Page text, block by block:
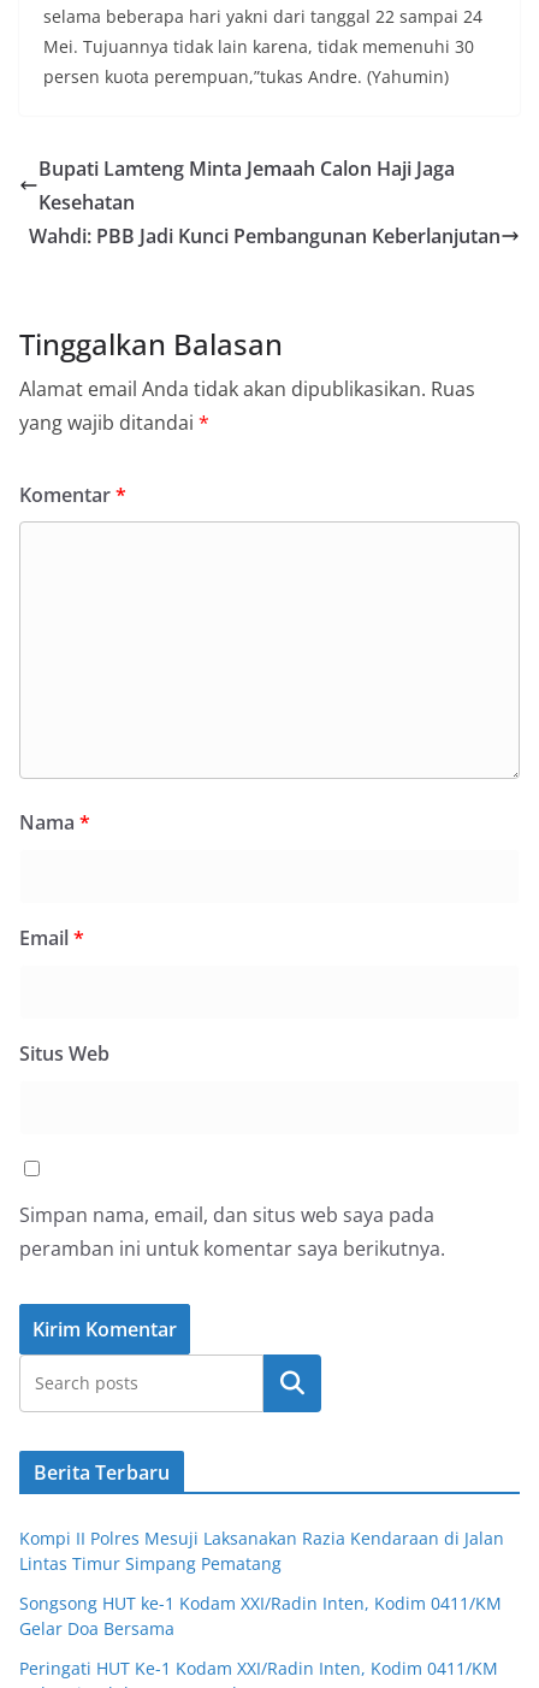
selama beberapa hari yakni dari tanggal 22 sampai 24
Mei. Tujuannya tidak lain karena, tidak memenuhi 30
persen kuota perempuan,”tukas Andre. (Yahumin)
Bupati Lamteng Minta Jemaah Calon Haji Jaga
Kesehatan
Wahdi: PBB Jadi Kunci Pembangunan Keberlanjutan
Tinggalkan Balasan
Alamat email Anda tidak akan dipublikasikan. Ruas
yang wajib ditandai *
Komentar*
Nama *
Email*
Situs Web
Simpan nama, email, dan situs web saya pada
peramban ini untuk komentar saya berikutnya.
Cari
Berita Terbaru
Kompi II Polres Mesuji Laksanakan Razia Kendaraan di Jalan
Lintas Timur Simpang Pematang
Songsong HUT ke-1 Kodam XXI/Radin Inten, Kodim 0411/KM
Gelar Doa Bersama
Peringati HUT Ke-1 Kodam XXI/Radin Inten, Kodim 0411/KM